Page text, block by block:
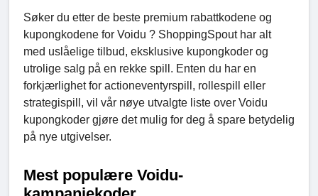
Søker du etter de beste premium rabattkodene og
kupongkodene for Voidu ? ShoppingSpout har alt
med uslåelige tilbud, eksklusive kupongkoder og
utrolige salg på en rekke spill. Enten du har en
forkjærlighet for actioneventyrspill, rollespill eller
strategispill, vil vår nøye utvalgte liste over Voidu
kupongkoder gjøre det mulig for deg å spare betydelig
på nye utgivelser.
Mest populære Voidu-